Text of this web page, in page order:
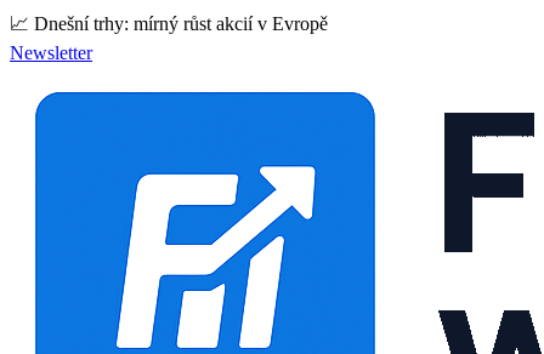
📈 Dnešní trhy: mírný růst akcií v Evropě
Newsletter